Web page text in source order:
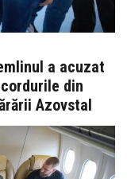
a acuzat
din
Azovstal